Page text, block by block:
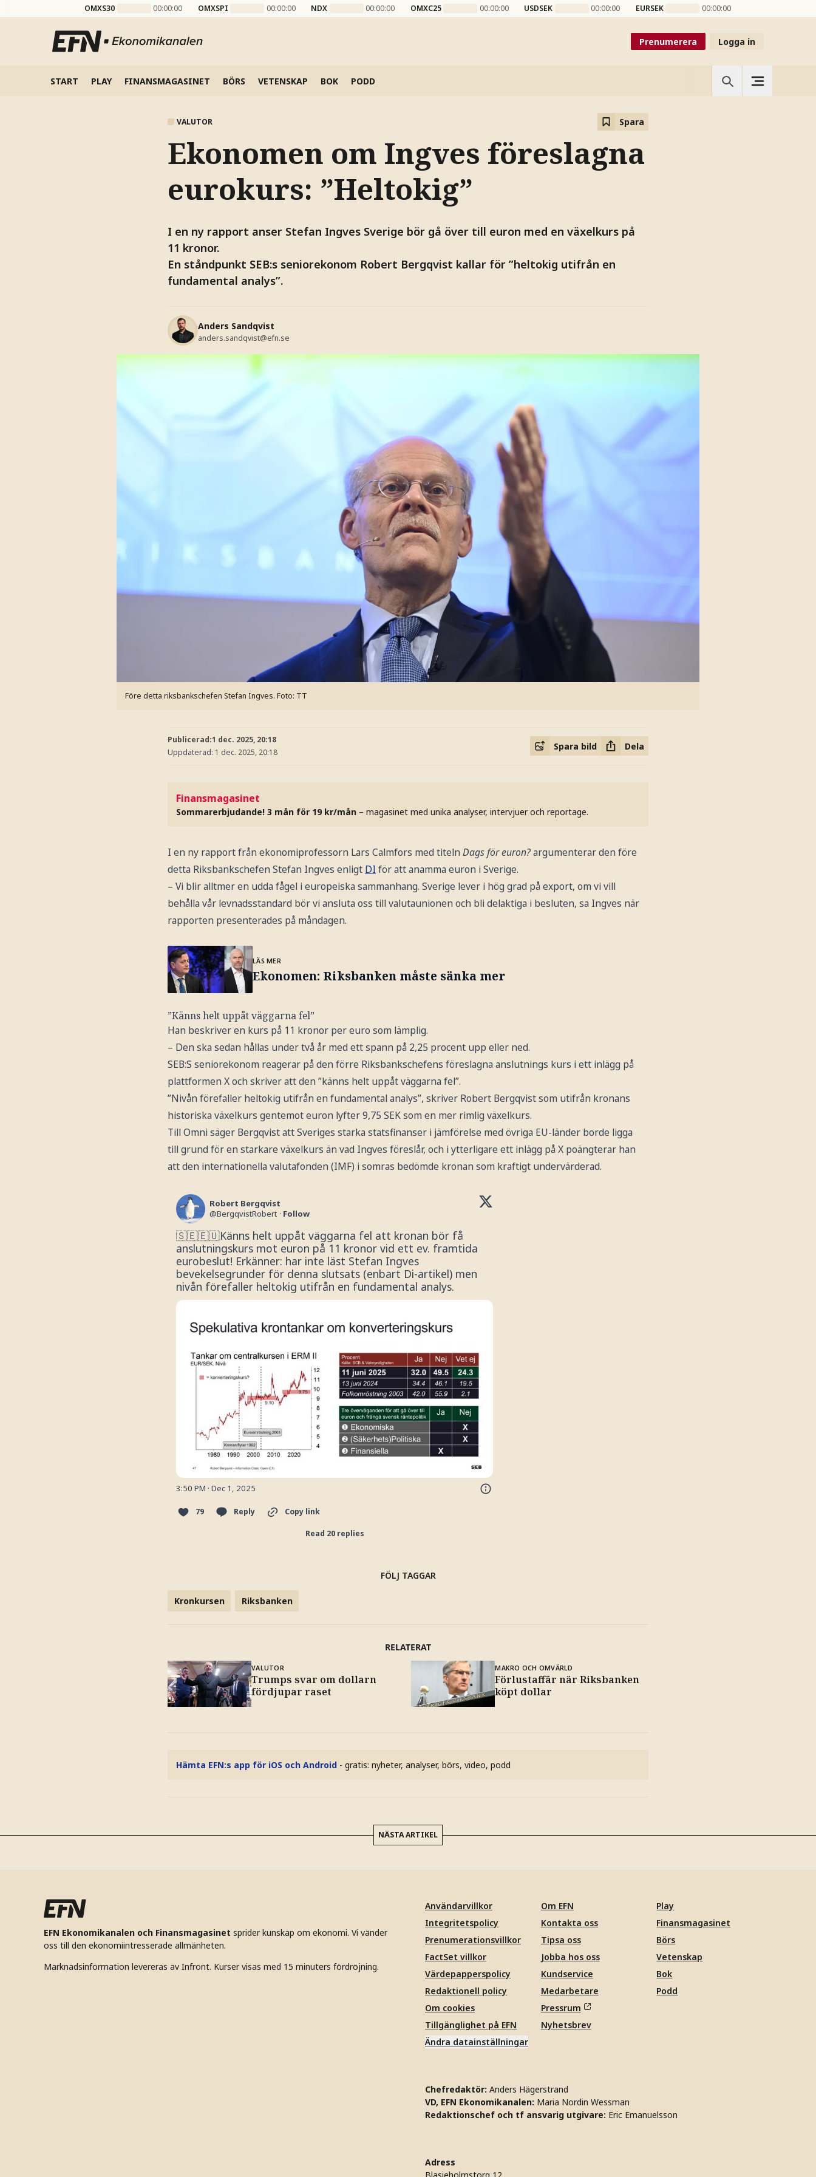
OMXS30 00:00:00 OMXSPI 00:00:00 NDX 00:00:00 OMXC25 00:00:00 USDSEK 00:00:00 EURSEK 00:00:00
Prenumerera Logga in
START PLAY FINANSMAGASINET BÖRS VETENSKAP BOK PODD
VALUTOR Spara
Ekonomen om Ingves föreslagna
eurokurs: ”Heltokig”
I en ny rapport anser Stefan Ingves Sverige bör gå över till euron med en växelkurs på
11 kronor.
En ståndpunkt SEB:s seniorekonom Robert Bergqvist kallar för ”heltokig utifrån en
fundamental analys”.
Anders Sandqvist
anders.sandqvist@efn.se
Före detta riksbankschefen Stefan Ingves. Foto: TT
Publicerad:1 dec. 2025, 20:18
Uppdaterad: 1 dec. 2025, 20:18
Spara bild Dela
Finansmagasinet
Sommarerbjudande! 3 mån för 19 kr/mån – magasinet med unika analyser, intervjuer och reportage.
I en ny rapport från ekonomiprofessorn Lars Calmfors med titeln Dags för euron?argumenterar den före
detta Riksbankschefen Stefan Ingves enligt DI för att anamma euron i Sverige.
– Vi blir alltmer en udda fågel i europeiska sammanhang. Sverige lever i hög grad på export, om vi vill
behålla vår levnadsstandard bör vi ansluta oss till valutaunionen och bli delaktiga i besluten, sa Ingves när
rapporten presenterades på måndagen.
LÄS MER
Ekonomen: Riksbanken måste sänka mer
”Känns helt uppåt väggarna fel”
Han beskriver en kurs på 11 kronor per euro som lämplig.
– Den ska sedan hållas under två år med ett spann på 2,25 procent upp eller ned.
SEB:S seniorekonom reagerar på den förre Riksbankschefens föreslagna anslutnings kurs i ett inlägg på
plattformen X och skriver att den ”känns helt uppåt väggarna fel”.
”Nivån förefaller heltokig utifrån en fundamental analys”, skriver Robert Bergqvist som utifrån kronans
historiska växelkurs gentemot euron lyfter 9,75 SEK som en mer rimlig växelkurs.
Till Omni säger Bergqvist att Sveriges starka statsfinanser i jämförelse med övriga EU-länder borde ligga
till grund för en starkare växelkurs än vad Ingves föreslår, och i ytterligare ett inlägg på X poängterar han
att den internationella valutafonden (IMF) i somras bedömde kronan som kraftigt undervärderad.
Robert Bergqvist
@BergqvistRobert · Follow
🇸🇪🇪🇺Känns helt uppåt väggarna fel att kronan bör få
anslutningskurs mot euron på 11 kronor vid ett ev. framtida
eurobeslut! Erkänner: har inte läst Stefan Ingves
bevekelsegrunder för denna slutsats (enbart Di-artikel) men
nivån förefaller heltokig utifrån en fundamental analys.
3:50 PM · Dec 1, 2025
79 Reply Copy link
Read 20 replies
FÖLJ TAGGAR
Kronkursen Riksbanken
RELATERAT
VALUTOR
Trumps svar om dollarn
fördjupar raset
MAKRO OCH OMVÄRLD
Förlustaffär när Riksbanken
köpt dollar
Hämta EFN:s app för iOS och Android - gratis: nyheter, analyser, börs, video, podd
NÄSTA ARTIKEL
EFN Ekonomikanalen och Finansmagasinet sprider kunskap om ekonomi. Vi vänder
oss till den ekonomiintresserade allmänheten.
Marknadsinformation levereras av Infront. Kurser visas med 15 minuters fördröjning.
Användarvillkor
Integritetspolicy
Prenumerationsvillkor
FactSet villkor
Värdepapperspolicy
Redaktionell policy
Om cookies
Tillgänglighet på EFN
Ändra datainställningar
Om EFN
Kontakta oss
Tipsa oss
Jobba hos oss
Kundservice
Medarbetare
Pressrum
Nyhetsbrev
Play
Finansmagasinet
Börs
Vetenskap
Bok
Podd
Chefredaktör: Anders Hägerstrand
VD, EFN Ekonomikanalen: Maria Nordin Wessman
Redaktionschef och tf ansvarig utgivare: Eric Emanuelsson
Adress
Blasieholmstorg 12